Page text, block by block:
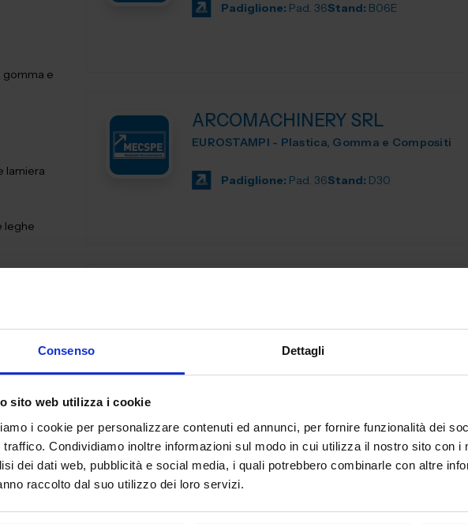
Consenso Dettagli
sito web utilizza i cookie
i cookie per personalizzare contenuti ed annunci, per fornire funzionalità dei
traffico. Condividiamo inoltre informazioni sul modo in cui utilizza il nostro sito con i
dei dati web, pubblicità e social media, i quali potrebbero combinarle con altre
raccolto dal suo utilizzo dei loro servizi.
gomma e
lamiera
leghe
Padiglione: Pad. 36Stand: B06E
ARCOMACHINERY SRL
EUROSTAMPI - Plastica, Gomma e Compositi
Padiglione: Pad. 36Stand: D30
Padiglione:Pad. 36
ASSOTECH SRL
EUROSTAMPI - Plastica, Gomma e Compositi